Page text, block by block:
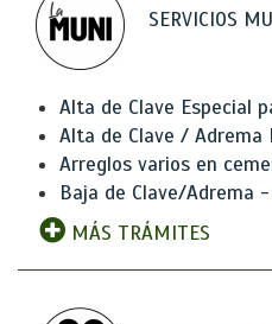
SERVICIOS
Alta de Clave Especial
Alta de Clave / Adrema
Arreglos varios en
Baja de Clave/Adrema
MÁS TRÁMITES